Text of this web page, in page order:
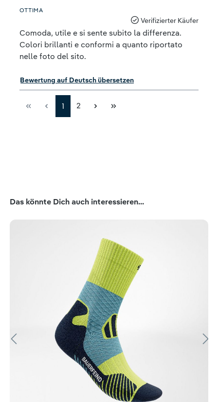
Bewertung mit 5 von 5 Sternen
OTTIMA
Verifizierter Käufer
Comoda, utile e si sente subito la differenza.
Colori brillanti e conformi a quanto riportato
nelle foto del sito.
Bewertung auf Deutsch übersetzen
1 2
Produktgalerie überspringen
Das könnte Dich auch interessieren...